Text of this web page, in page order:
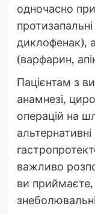
одночасно
диклофенак),
(варфарин,
Пацієнтам з
анамнезі,
операцій на
важливо
ви приймаєте,